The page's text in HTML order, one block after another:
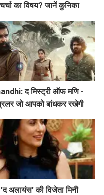
का विषय? जानें कुनिका
द मिस्ट्री ऑफ मणि -
जो आपको बांधकर रखेगी
अलायंस' की विजेता मिनी